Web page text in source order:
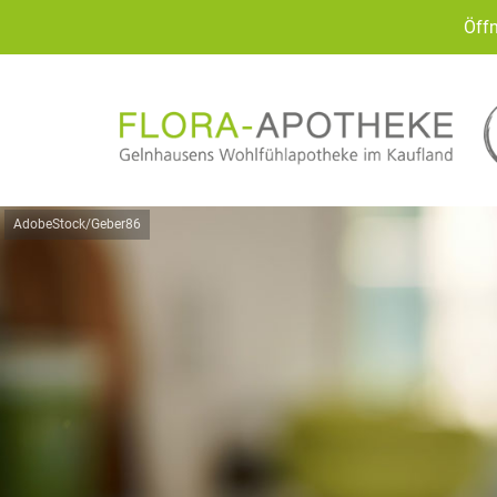
AdobeStock/Geber86